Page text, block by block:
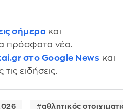
σήμερα και
πρόσφατα νέα.
στο Google News και
ειδήσεις.
αθλητικός